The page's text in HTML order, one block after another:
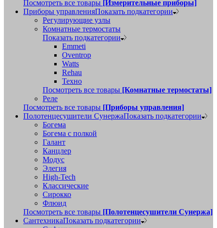
Посмотреть все товары [Измерительные приборы]
Приборы управленияПоказать подкатегории
Регулирующие узлы
Комнатные термостаты
Показать подкатегории
Emmeti
Oventrop
Watts
Rehau
Техно
Посмотреть все товары [Комнатные термостаты]
Реле
Посмотреть все товары [Приборы управления]
Полотенцесушители СунержаПоказать подкатегории
Богема
Богема с полкой
Галант
Канцлер
Модус
Элегия
High-Tech
Классические
Сирокко
Флюид
Посмотреть все товары [Полотенцесушители Сунержа]
СантехникаПоказать подкатегории